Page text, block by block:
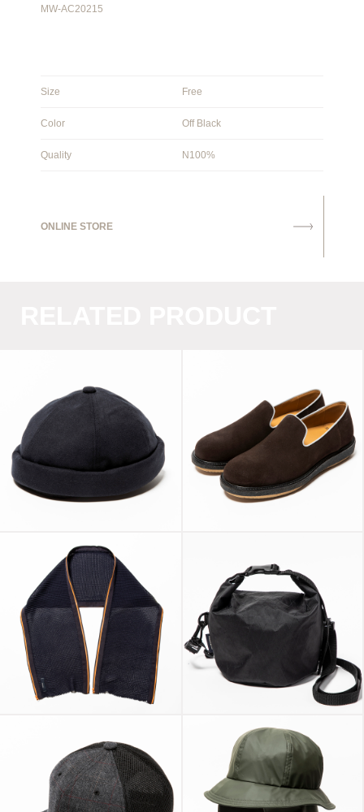
MW-AC20215
Size Free
Color Off Black
Quality N100%
ONLINE STORE
Dress Flannel
Fisherman Cap
Super Buck Slip-on
Slit Knit Unit Stole
Navy
X-Pac™ “Kinchaku”